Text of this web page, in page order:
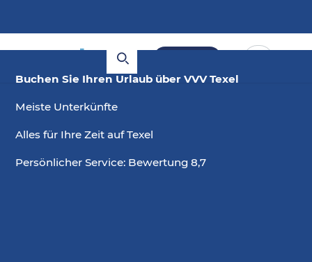
Buchen Sie Ihren Urlaub über VVV Texel
Meiste Unterkünfte
Alles für Ihre Zeit auf Texel
Persönlicher Service: Bewertung 8,7